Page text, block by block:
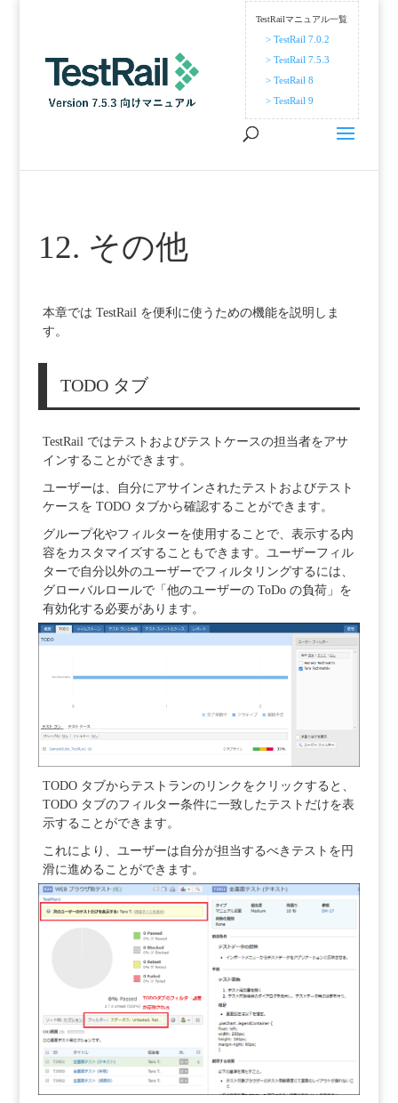
TestRailマニュアル一覧
> TestRail 7.0.2
> TestRail 7.5.3
> TestRail 8
> TestRail 9
12. その他
本章では TestRail を便利に使うための機能を説明しま
す。
TODO タブ
TestRail ではテストおよびテストケースの担当者をアサ
インすることができます。
ユーザーは、自分にアサインされたテストおよびテスト
ケースを TODO タブから確認することができます。
グループ化やフィルターを使用することで、表示する内
容をカスタマイズすることもできます。ユーザーフィル
ターで自分以外のユーザーでフィルタリングするには、
グローバルロールで「他のユーザーの ToDo の負荷」を
有効化する必要があります。
TODO タブからテストランのリンクをクリックすると、
TODO タブのフィルター条件に一致したテストだけを表
示することができます。
これにより、ユーザーは自分が担当するべきテストを円
滑に進めることができます。